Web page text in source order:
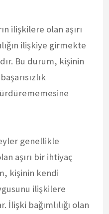
ilişkilere olan aşırı
ilişkiye girmekte
Bu durum, kişinin
genellikle
aşırı bir ihtiyaç
kişinin kendi
ilişkilere
İlişki bağımlılığı olan